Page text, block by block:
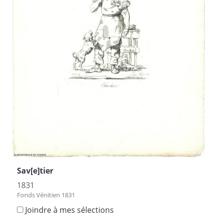
Sav[e]tier
1831
Fonds Vénitien 1831
Joindre à mes sélections